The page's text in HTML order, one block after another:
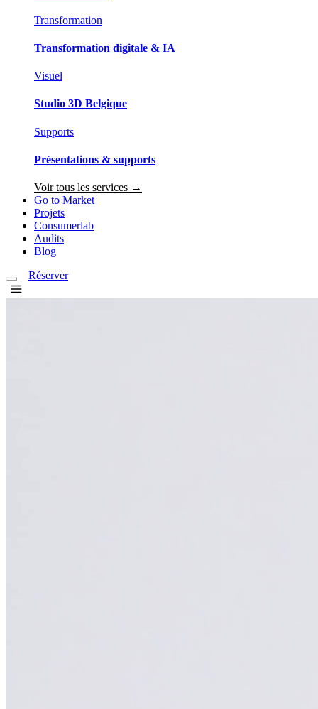
Transformation
Transformation digitale & IA
Visuel
Studio 3D Belgique
Supports
Présentations & supports
Voir tous les services →
Go to Market
Projets
Consumerlab
Audits
Blog
Réserver